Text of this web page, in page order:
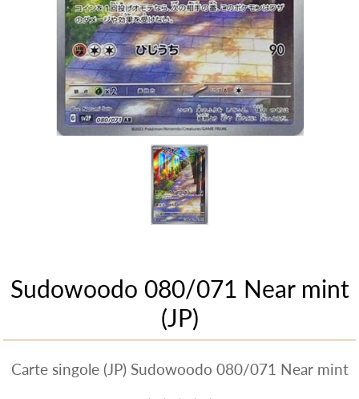
Sudowoodo 080/071 Near mint
(JP)
Carte singole (JP) Sudowoodo 080/071 Near mint